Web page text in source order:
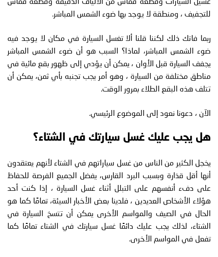
للتجفيف ، ومنطقة لا يوجد بها ضوء الشمس المباشر.
ربما فاتك ذلك لكننا قلنا ألا تغسل السيارة في مكان لا يوجد فيه
ضوء الشمس المباشر، لماذا؟ السبب هو أن ضوء الشمس المباشر
يجفف السيارة قبل الأوان ، يمكن أن يؤدي إلى ظهور بقع مائية في
مناطق مختلفة من السيارة ، وهو أمر يجب تجنبه بأي ثمن، يمكن أن
تتلف هذه البقع الطلاء بمرور الوقت.
الآن ، دعونا نعود إلى الموضوع الرئيسي.
هل يجب عليك غسل سيارتك في الشتاء؟
يخجل الكثير من الناس من غسل سياراتهم في الشتاء لأنهم يعتقدون
أنها أقل قذارة وبسبب البرد القارس، يفضل الجميع الفرصة للحفاظ
على دفء أنفسهم على التبلل أثناء غسل السيارة ، إذا كنت أحد
هؤلاء الأشخاص العديدين ، فلدينا بعض الأخبار السيئة، تمامًا كما هو
الحال في الصيف والمواسم الأخرى يمكن أن تتسخ السيارة في
الشتاء، لذلك يجب عليك دائمًا غسل سيارتك في الشتاء تمامًا كما
تفعل في المواسم الأخرى.